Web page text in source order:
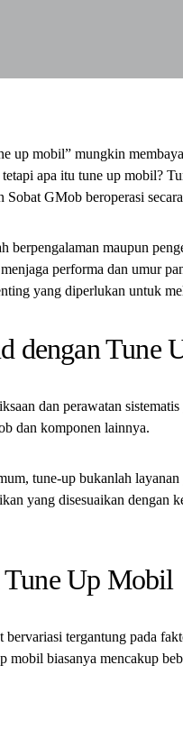
up mobil” mungkin
apa itu tune up mobil?
Sobat GMob beroperasi
maupun
performa dan umur
yang diperlukan untuk
dengan Tune
dan perawatan
dan komponen lainnya.
tune-up bukanlah
yang disesuaikan dengan
Up Mobil
tergantung pada
mobil biasanya mencakup